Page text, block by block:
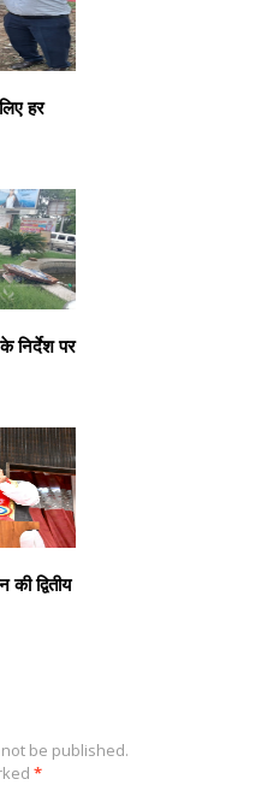
हर
निर्देश पर
द्वितीय
be published.
*